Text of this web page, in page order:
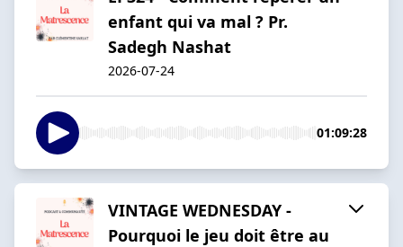
enfant qui va mal ? Pr.
Sadegh Nashat
2026-07-24
01:09:28
VINTAGE WEDNESDAY -
Pourquoi le jeu doit être au